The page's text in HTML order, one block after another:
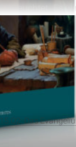
beleuchtet. Es
und seine
von
retten am
wird ebenso
Q2: Das